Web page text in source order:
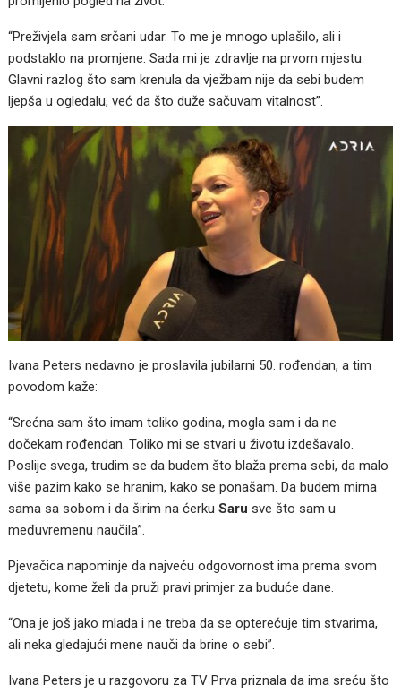
“Preživjela sam srčani udar. To me je mnogo uplašilo, ali i
podstaklo na promjene. Sada mi je zdravlje na prvom mjestu.
Glavni razlog što sam krenula da vježbam nije da sebi budem
ljepša u ogledalu, već da što duže sačuvam vitalnost”.
Ivana Peters nedavno je proslavila jubilarni 50. rođendan, a tim
povodom kaže:
“Srećna sam što imam toliko godina, mogla sam i da ne
dočekam rođendan. Toliko mi se stvari u životu izdešavalo.
Poslije svega, trudim se da budem što blaža prema sebi, da malo
više pazim kako se hranim, kako se ponašam. Da budem mirna
sama sa sobom i da širim na ćerkuSaru sve što sam u
međuvremenu naučila”.
Pjevačica napominje da najveću odgovornost ima prema svom
djetetu, kome želi da pruži pravi primjer za buduće dane.
“Ona je još jako mlada i ne treba da se opterećuje tim stvarima,
ali neka gledajući mene nauči da brine o sebi”.
Ivana Peters je u razgovoru za TV Prva priznala da ima sreću što